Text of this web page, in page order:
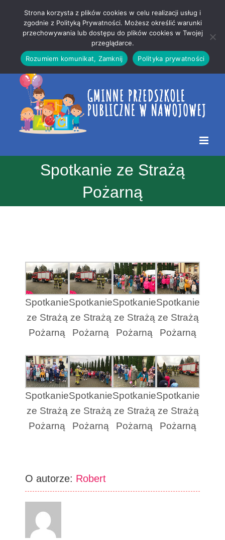
treści
strony
Spotkanie ze Strażą
Pożarną
Spotkanie
ze Strażą
Pożarną
Spotkanie
ze Strażą
Pożarną
Spotkanie
ze Strażą
Pożarną
Spotkanie
ze Strażą
Pożarną
Spotkanie
ze Strażą
Pożarną
Spotkanie
ze Strażą
Pożarną
Spotkanie
ze Strażą
Pożarną
Spotkanie
ze Strażą
Pożarną
O autorze: Robert
Strona korzysta z plików cookies w celu realizacji usług i
zgodnie z Polityką Prywatności. Możesz określić warunki
przechowywania lub dostępu do plików cookies w Twojej
przeglądarce.
Rozumiem komunikat, Zamknij
Polityka prywatności